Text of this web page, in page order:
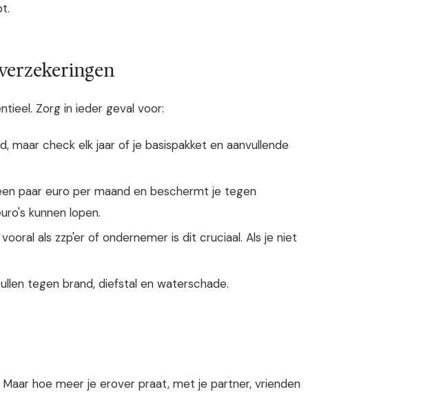
Zorg in ieder geval voor:
maar check elk jaar of je basispakket en aanvullende
paar euro per maand en beschermt je tegen
kunnen lopen.
vooral als zzp'er of ondernemer is dit cruciaal. Als je niet
tegen brand, diefstal en waterschade.
hoe meer je erover praat, met je partner, vrienden